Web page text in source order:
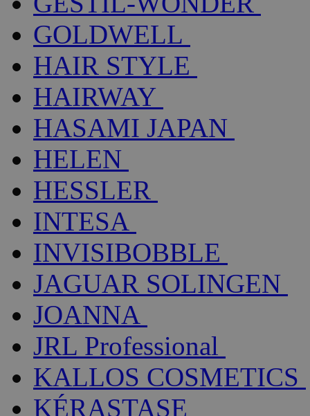
GOLDWELL
HAIR STYLE
HAIRWAY
HASAMI JAPAN
HELEN
HESSLER
INTESA
INVISIBOBBLE
JAGUAR SOLINGEN
JOANNA
JRL Professional
KALLOS COSMETICS
KÉRASTASE